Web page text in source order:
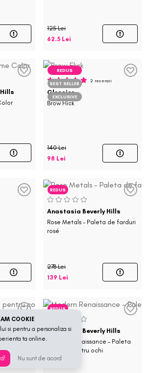
125 Lei
62.5 Lei
REDUS
BEST SELLER
EXCLUSIVE
2 recenzii
Glossier
Brow Flick
140 Lei
98 Lei
REDUS
Anastasia Beverly Hills
Rose Metals - Paleta de farduri
rosé
278 Lei
139 Lei
REDUS
Anastasia Beverly Hills
Modern Renaissance - Paleta
de fard pentru ochi
COOKIE
si pentru a personaliza si
ta online.
Nu sunt de acord